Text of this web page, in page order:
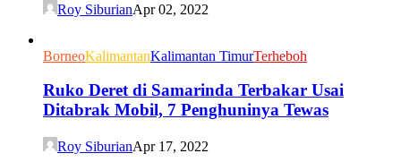
Roy SiburianApr 02, 2022
BorneoKalimantanKalimantan TimurTerheboh
Ruko Deret di Samarinda Terbakar Usai
Ditabrak Mobil, 7 Penghuninya Tewas
Roy SiburianApr 17, 2022